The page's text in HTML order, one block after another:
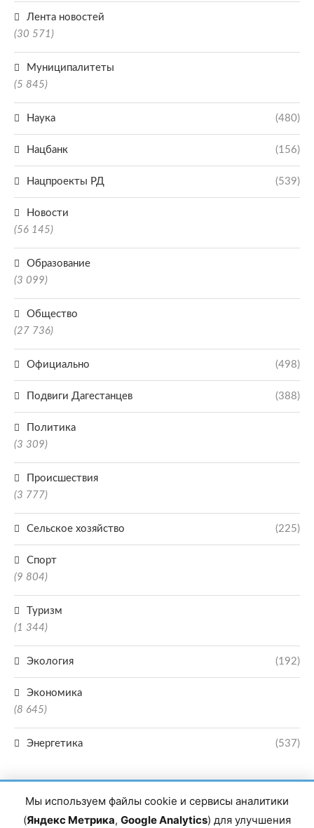
Лента новостей
(30 571)
Муниципалитеты
(5 845)
Наука (480)
Нацбанк (156)
Нацпроекты РД (539)
Новости
(56 145)
Образование
(3 099)
Общество
(27 736)
Официально (498)
Подвиги Дагестанцев (388)
Политика
(3 309)
Происшествия
(3 777)
Сельское хозяйство (225)
Спорт
(9 804)
Туризм
(1 344)
Экология (192)
Экономика
(8 645)
Энергетика (537)
Мы используем файлы cookie и сервисы аналитики
(Яндекс Метрика, Google Analytics) для улучшения